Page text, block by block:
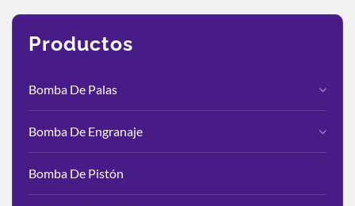
Productos
Bomba De Palas
Bomba De Engranaje
Bomba De Pistón